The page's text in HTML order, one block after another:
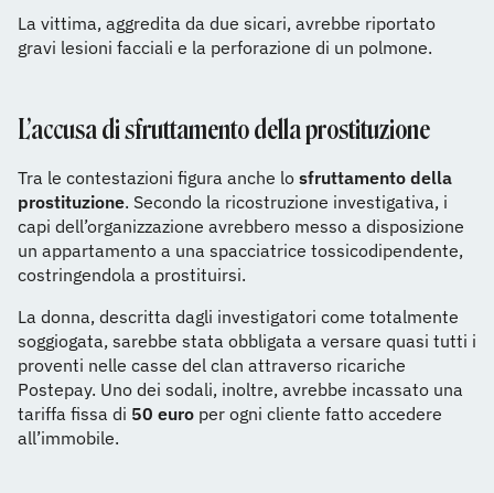
La vittima, aggredita da due sicari, avrebbe riportato
gravi lesioni facciali e la perforazione di un polmone.
L’accusa di sfruttamento della prostituzione
Tra le contestazioni figura anche lo sfruttamento della
prostituzione. Secondo la ricostruzione investigativa, i
capi dell’organizzazione avrebbero messo a disposizione
un appartamento a una spacciatrice tossicodipendente,
costringendola a prostituirsi.
La donna, descritta dagli investigatori come totalmente
soggiogata, sarebbe stata obbligata a versare quasi tutti i
proventi nelle casse del clan attraverso ricariche
Postepay. Uno dei sodali, inoltre, avrebbe incassato una
tariffa fissa di 50 euro per ogni cliente fatto accedere
all’immobile.